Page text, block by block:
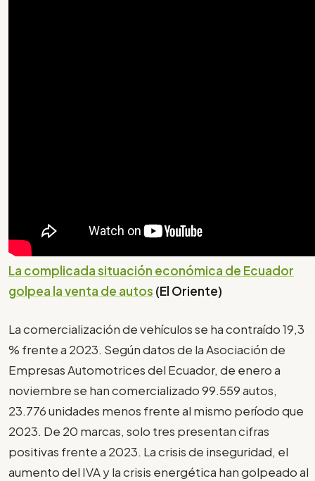
La complicada situación económica de Ecuador
golpea la venta de autos (El Oriente)
La comercialización de vehículos se ha contraído 19,3
% frente a 2023. Según datos de la Asociación de
Empresas Automotrices del Ecuador, de enero a
noviembre se han comercializado 99.559 autos,
23.776 unidades menos frente al mismo período que
2023. De 20 marcas, solo tres presentan cifras
positivas frente a 2023. La crisis de inseguridad, el
aumento del IVA y la crisis energética han golpeado al